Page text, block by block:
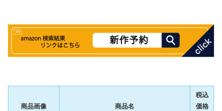
商品画像 商品名
税込
価格